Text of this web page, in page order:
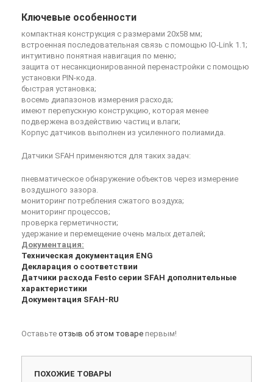
Ключевые особенности
компактная конструкция с размерами 20х58 мм;
встроенная последовательная связь с помощью IO-Link 1.1;
интуитивно понятная навигация по меню;
защита от несанкционированной перенастройки с помощью
установки PIN-кода.
быстрая установка;
восемь диапазонов измерения расхода;
имеют перепускную конструкцию, которая менее
подвержена воздействию частиц и влаги;
Корпус датчиков выполнен из усиленного полиамида.
Датчики SFAH применяются для таких задач:
пневматическое обнаружение объектов через измерение
воздушного зазора.
мониторинг потребления сжатого воздуха;
мониторинг процессов;
проверка герметичности;
удержание и перемещение очень малых деталей;
Документация:
Техническая документация ENG
Декларация о соответствии
Датчики расхода Festo серии SFAH дополнительные
характеристики
Документация SFAH-RU
Оставьте отзыв об этом товаре первым!
ПОХОЖИЕ ТОВАРЫ